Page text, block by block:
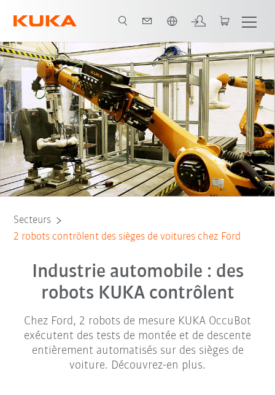
Tous les partenaires du système
Secteurs
2 robots contrôlent des sièges de voitures chez Ford
Industrie automobile : des
robots KUKA contrôlent
Chez Ford, 2 robots de mesure KUKA OccuBot
exécutent des tests de montée et de descente
entièrement automatisés sur des sièges de
voiture. Découvrez-en plus.